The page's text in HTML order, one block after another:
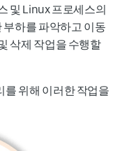
및 Linux 프로세스의
하를 파악하고 이동
삭제 작업을 수행할
를 위해 이러한 작업을